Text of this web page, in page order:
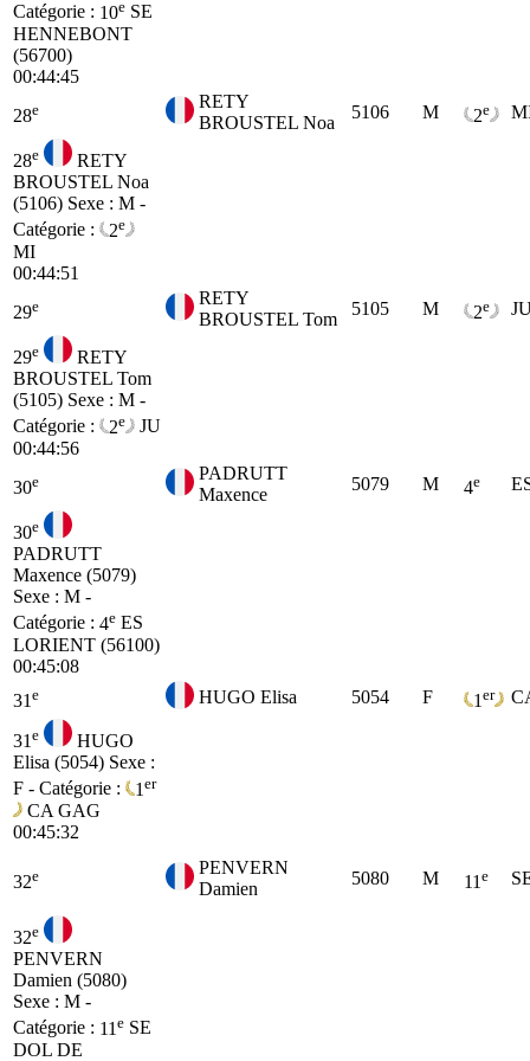
Catégorie : 10e SE
HENNEBONT
(56700)
00:44:45
28e
RETY
BROUSTEL Noa
5106 M 2e
28e
RETY
BROUSTEL Noa
(5106) Sexe : M -
Catégorie :
2e
MI
00:44:51
29e
RETY
BROUSTEL Tom
5105 M 2e
29e
RETY
BROUSTEL Tom
(5105) Sexe : M -
Catégorie :
2e
JU
00:44:56
30e
PADRUTT
Maxence
5079 M 4e
30e
PADRUTT
Maxence (5079)
Sexe : M -
Catégorie : 4e ES
LORIENT (56100)
00:45:08
31 e HUGO Elisa 5054 F 1 er
31 e
HUGO
Elisa (5054) Sexe :
F - Catégorie :
1 er
CA GAG
00:45:32
32e
PENVERN
Damien
5080 M 11 e
32e
PENVERN
Damien (5080)
Sexe : M -
Catégorie : 11 e SE
DOL DE